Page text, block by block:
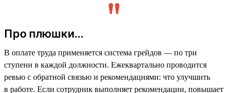
Про плюшки...
В оплате труда применяется система грейдов — по три
ступени в каждой должности. Ежеквартально проводится
ревью с обратной связью и рекомендациями: что улучшить
в работе. Если сотрудник выполняет рекомендации, повышает